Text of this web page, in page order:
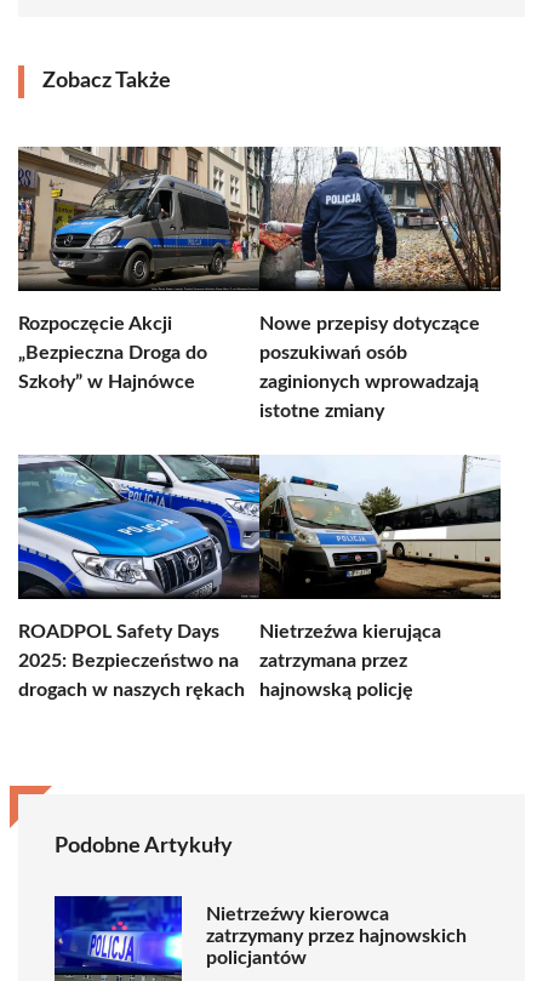
Zobacz Także
Rozpoczęcie Akcji
„Bezpieczna Droga do
Szkoły” w Hajnówce
Nowe przepisy dotyczące
poszukiwań osób
zaginionych wprowadzają
istotne zmiany
ROADPOL Safety Days
2025: Bezpieczeństwo na
drogach w naszych rękach
Nietrzeźwa kierująca
zatrzymana przez
hajnowską policję
Podobne Artykuły
Nietrzeźwy kierowca
zatrzymany przez hajnowskich
policjantów